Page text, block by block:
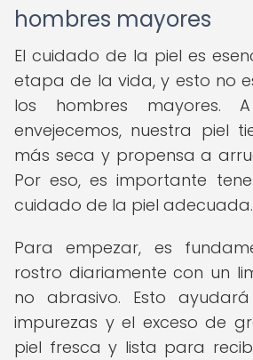
hombres mayores
El cuidado de la piel es
etapa de la vida, y esto no
los hombres mayores.
envejecemos, nuestra piel
más seca y propensa a
Por eso, es importante
cuidado de la piel adecuada.
Para empezar, es
rostro diariamente con un
no abrasivo. Esto
impurezas y el exceso de
piel fresca y lista para